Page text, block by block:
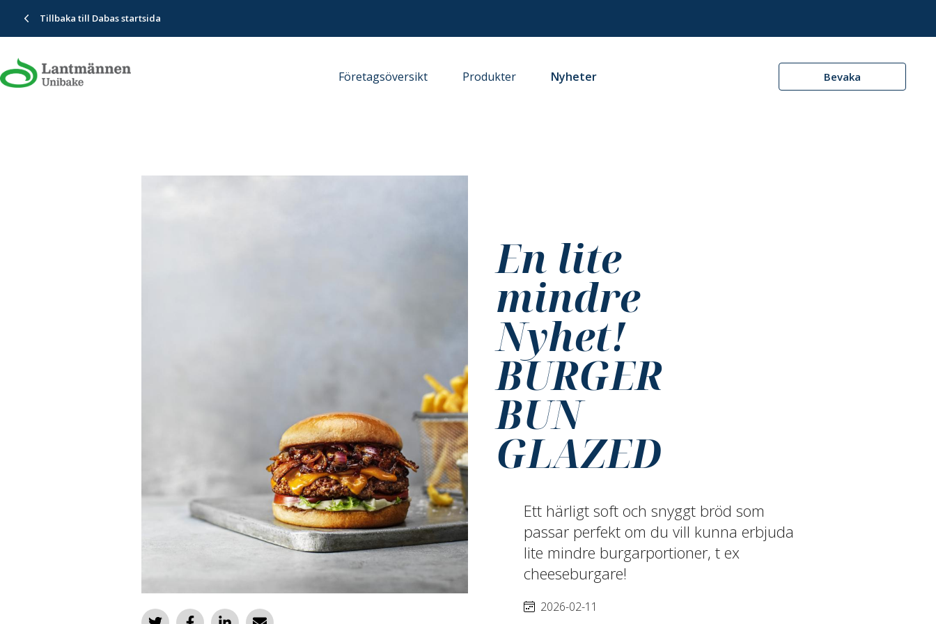
Tillbaka till Dabas startsida
Företagsöversikt Produkter Nyheter Bevaka
En lite
mindre
Nyhet!
BURGER
BUN
GLAZED
Ett härligt soft och snyggt bröd som
passar perfekt om du vill kunna erbjuda
lite mindre burgarportioner, t ex
cheeseburgare!
2026-02-11